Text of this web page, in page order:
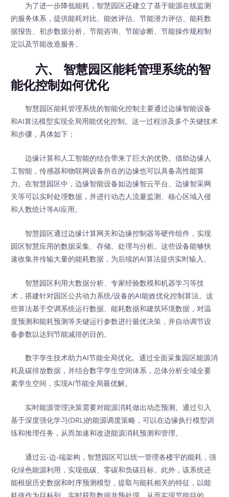
为了进一步降低能耗，智慧园区还建立了基于能源在线监测
的服务体系，提供能耗对比、能效评估、节能潜力评估、能耗数
据报告、初步数据分析、节能咨询、节能诊断、节能操作规程制
定以及节能改造服务。
六、 智慧园区能耗管理系统的智
能化控制如何优化
智慧园区能耗管理系统的智能化控制主要通过边缘智能设备
和AI算法模型实现全局用能优化控制。这一过程涉及多个关键技术
和步骤，具体如下：
边缘计算和人工智能的结合带来了巨大的优势。借助边缘人
工智能，传感器和物联网设备所在的边缘也可以具备高性能算
力。在智慧园区中，边缘智能设备如边缘智云平台、边缘智采网
关等可以实时处理数据，并进行动态人流量监测、核心区域入侵
和人数统计等AI应用。
智慧园区通过边缘计算网关和边缘控制器等硬件组件，实现
园区智慧应用的数据采集、存储、处理与分析。这些设备能够快
速收集并传输大量的能耗数据，为后续的AI算法提供实时输入。
智慧园区利用大数据分析、专家经验数模和机器学习等技
术，搭建针对园区公共动力系统/设备的AI能效优化控制算法。这
些算法基于空调系统运行数据、能耗数据和建筑环境数据，对温
度预测和能耗预测等关键运行参数进行最优决策，并自动调节设
备参数以达到节能减排的目的。
数字孪生技术助力AI节能全局优化。通过全面采集园区能源消
耗及碳排放数据，并结合数字孪生空间体系，总体分析全域全要
素孪生空间，实现AI节能全局最优解。
实时能源管理决策需要对能源消耗做出动态预测。通过引入
基于深度强化学习(DRL)的能源调度策略，可以在边缘执行模型训
练和推理任务，从而加速和改进能源消耗预测和管理。
通过云-边-端架构，智慧园区可以统一管理各楼宇的能耗，强
化绿色能源利用，实现低碳、零碳和负碳目标。此外，该系统还
能根据历史数据和时序预测模型，提取与能耗相关的特征，以能